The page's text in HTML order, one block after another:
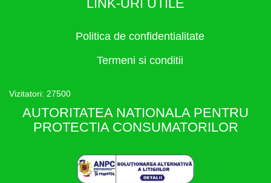
LINK-URI UTILE
Politica de confidentialitate
Termeni si conditii
Vizitatori: 27500
AUTORITATEA NATIONALA PENTRU
PROTECTIA CONSUMATORILOR